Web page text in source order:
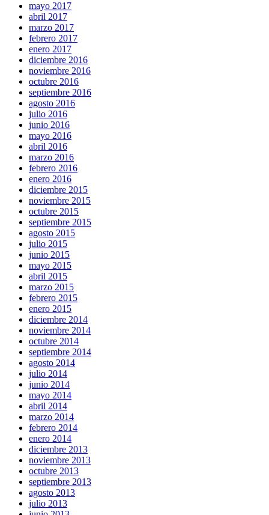
mayo 2017
abril 2017
marzo 2017
febrero 2017
enero 2017
diciembre 2016
noviembre 2016
octubre 2016
septiembre 2016
agosto 2016
julio 2016
junio 2016
mayo 2016
abril 2016
marzo 2016
febrero 2016
enero 2016
diciembre 2015
noviembre 2015
octubre 2015
septiembre 2015
agosto 2015
julio 2015
junio 2015
mayo 2015
abril 2015
marzo 2015
febrero 2015
enero 2015
diciembre 2014
noviembre 2014
octubre 2014
septiembre 2014
agosto 2014
julio 2014
junio 2014
mayo 2014
abril 2014
marzo 2014
febrero 2014
enero 2014
diciembre 2013
noviembre 2013
octubre 2013
septiembre 2013
agosto 2013
julio 2013